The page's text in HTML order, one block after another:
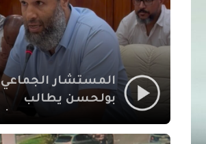
المحطة الطرقية إلى
العزوزية
المستشار الجماعي
بولحسن يطالب
أشغال شارع علال